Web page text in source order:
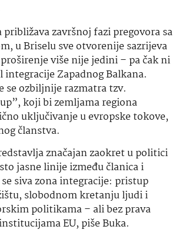
približava završnoj fazi pregovora sa
u Briselu sve otvorenije sazrijeva
više nije jedini – pa čak ni
Zapadnog Balkana.
se ozbiljnije razmatra tzv.
koji bi zemljama regiona
uključivanje u evropske tokove,
članstva.
značajan zaokret u politici
jasne linije između članica i
siva zona integracije: pristup
slobodnom kretanju ljudi i
politikama – ali bez prava
EU, piše Buka.